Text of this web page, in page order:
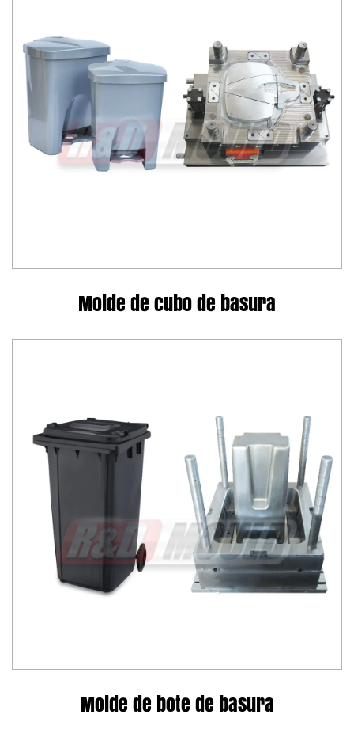
Molde de cubo de basura
Molde de bote de basura